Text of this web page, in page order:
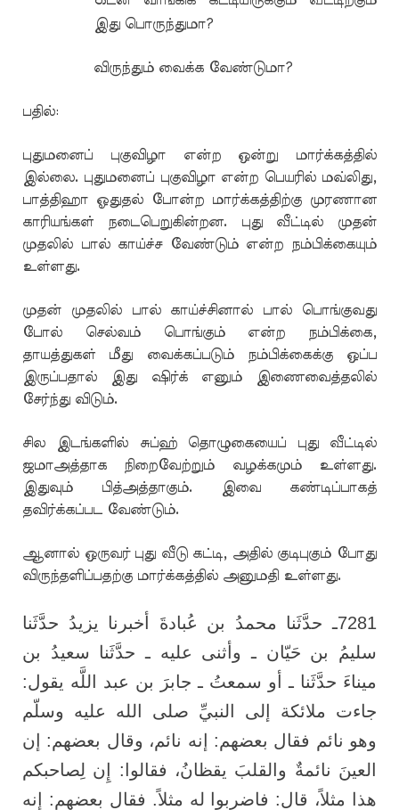
இது பொருந்துமா?
விருந்தும் வைக்க வேண்டுமா?
பதில்:
புதுமனைப் புகுவிழா என்ற ஒன்று மார்க்கத்தில்
இல்லை. புதுமனைப் புகுவிழா என்ற பெயரில் மவ்லிது,
பாத்திஹா ஓதுதல் போன்ற மார்க்கத்திற்கு முரணான
காரியங்கள் நடைபெறுகின்றன. புது வீட்டில் முதன்
முதலில் பால் காய்ச்ச வேண்டும் என்ற நம்பிக்கையும்
உள்ளது.
முதன் முதலில் பால் காய்ச்சினால் பால் பொங்குவது
போல் செல்வம் பொங்கும் என்ற நம்பிக்கை,
தாயத்துகள் மீது வைக்கப்படும் நம்பிக்கைக்கு ஒப்ப
இருப்பதால் இது ஷிர்க் எனும் இணைவைத்தலில்
சேர்ந்து விடும்.
சில இடங்களில் சுப்ஹ் தொழுகையைப் புது வீட்டில்
ஜமாஅத்தாக நிறைவேற்றும் வழக்கமும் உள்ளது.
இதுவும் பித்அத்தாகும். இவை கண்டிப்பாகத்
தவிர்க்கப்பட வேண்டும்.
ஆனால் ஒருவர் புது வீடு கட்டி, அதில் குடிபுகும் போது
விருந்தளிப்பதற்கு மார்க்கத்தில் அனுமதி உள்ளது.
7281ـ حدَّثَنا محمدُ بن عُبادةَ أخبرنا يزيدُ حدَّثَنا
سليمُ بن حَيّان ـ وأثنى عليه ـ حدَّثَنا سعيدُ بن
ميناءَ حدَّثَنا ـ أو سمعتُ ـ جابرَ بن عبد اللَّه يقول:
جاءت ملائكة إلى النبيِّ صلى الله عليه وسلّم
وهو نائم فقال بعضهم: إنه نائم، وقال بعضهم: إن
العينَ نائمةٌ والقلبَ يقظانُ، فقالوا: إِن لِصاحبكم
هذا مثلاً، قال: فاضربوا له مثلاً. فقال بعضهم: إِنه